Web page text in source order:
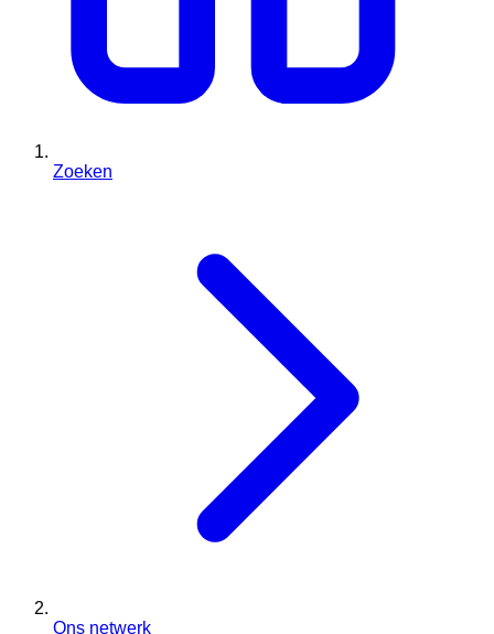
Zoeken
Ons netwerk